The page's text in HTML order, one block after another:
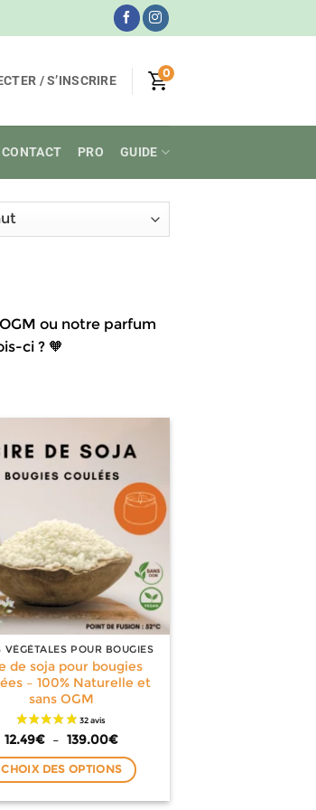
/ S’INSCRIRE 0
CONTACT PRO GUIDE
ou notre parfum
ci ? 🧡
VÉGÉTALES POUR BOUGIES
de soja pour bougies
– 100% Naturelle et
sans OGM
12.49€ – 139.00€Plage
prix :
12.49€
139.00€
CHOIX DES OPTIONS